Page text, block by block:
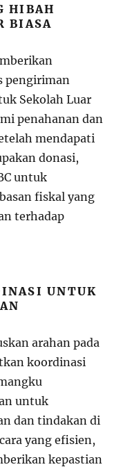
HIBAH
BIASA
pengiriman
Sekolah Luar
penahanan dan
mendapati
donasi,
untuk
fiskal yang
terhadap
UNTUK
arahan pada
koordinasi
untuk
dan tindakan di
yang efisien,
kepastian